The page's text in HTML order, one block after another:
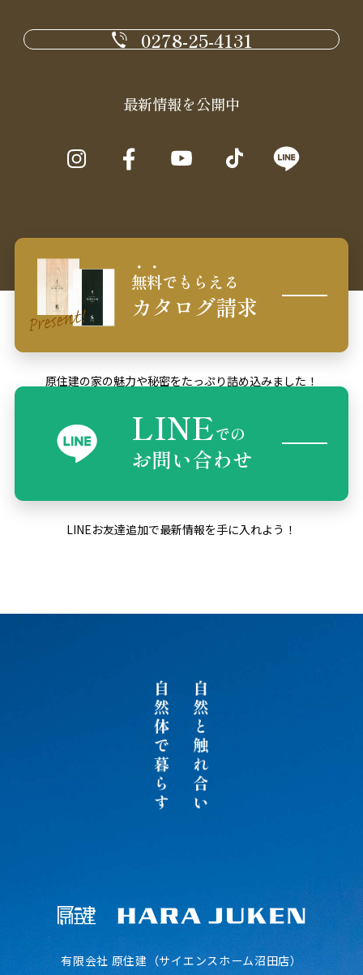
0278-25-4131
最新情報を公開中
無料でもらえる
カタログ請求
原住建の家の魅力や秘密をたっぷり詰め込みました！
LINEでの
お問い合わせ
LINEお友達追加で最新情報を手に入れよう！
有限会社 原住建（サイエンスホーム沼田店）